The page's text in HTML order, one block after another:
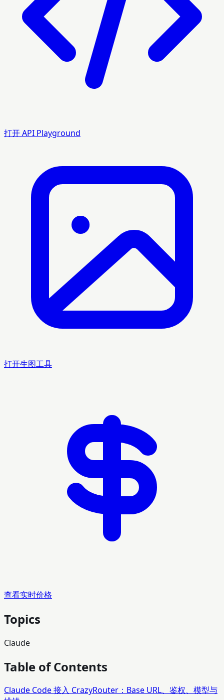
打开 API Playground
打开生图工具
查看实时价格
Topics
Claude
Table of Contents
Claude Code 接入 CrazyRouter：Base URL、鉴权、模型与